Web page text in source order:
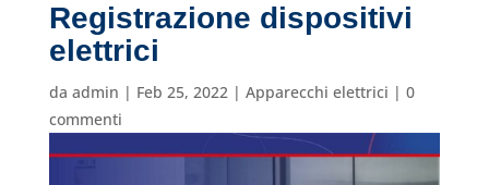
Registrazione dispositivi
elettrici
da admin | Feb 25, 2022| Apparecchi elettrici | 0
commenti